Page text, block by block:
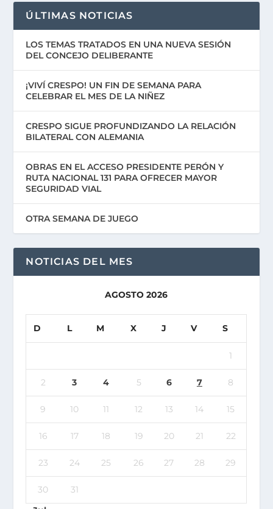
ÚLTIMAS NOTICIAS
LOS TEMAS TRATADOS EN UNA NUEVA SESIÓN
DEL CONCEJO DELIBERANTE
¡VIVÍ CRESPO! UN FIN DE SEMANA PARA
CELEBRAR EL MES DE LA NIÑEZ
CRESPO SIGUE PROFUNDIZANDO LA RELACIÓN
BILATERAL CON ALEMANIA
OBRAS EN EL ACCESO PRESIDENTE PERÓN Y
RUTA NACIONAL 131 PARA OFRECER MAYOR
SEGURIDAD VIAL
OTRA SEMANA DE JUEGO
NOTICIAS DEL MES
AGOSTO 2026
D L M X J V S
1
2 3 4 5 6 7 8
9 10 11 12 13 14 15
16 17 18 19 20 21 22
23 24 25 26 27 28 29
30
31